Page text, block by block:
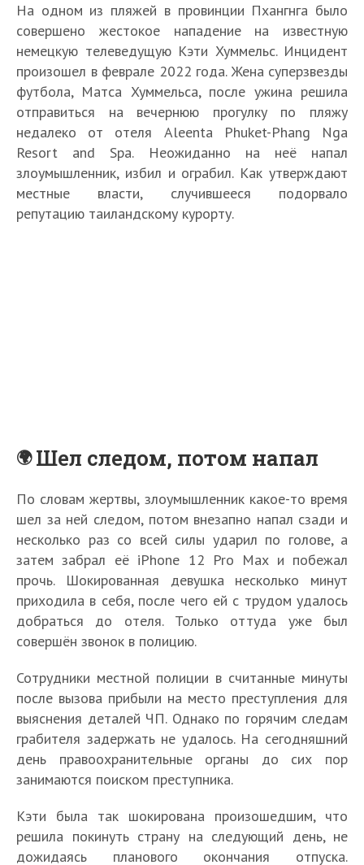
На одном из пляжей в провинции Пхангнга было
совершено жестокое нападение на известную
немецкую телеведущую Кэти Хуммельс. Инцидент
произошел в феврале 2022 года. Жена суперзвезды
футбола, Матса Хуммельса, после ужина решила
отправиться на вечернюю прогулку по пляжу
недалеко от отеля Aleenta Phuket-Phang Nga
Resort and Spa. Неожиданно на неё напал
злоумышленник, избил и ограбил. Как утверждают
местные власти, случившееся подорвало
репутацию таиландскому курорту.
Шел следом, потом напал
По словам жертвы, злоумышленник какое-то время
шел за ней следом, потом внезапно напал сзади и
несколько раз со всей силы ударил по голове, а
затем забрал её iPhone 12 Pro Max и побежал
прочь. Шокированная девушка несколько минут
приходила в себя, после чего ей с трудом удалось
добраться до отеля. Только оттуда уже был
совершён звонок в полицию.
Сотрудники местной полиции в считанные минуты
после вызова прибыли на место преступления для
выяснения деталей ЧП. Однако по горячим следам
грабителя задержать не удалось. На сегодняшний
день правоохранительные органы до сих пор
занимаются поиском преступника.
Кэти была так шокирована произошедшим, что
решила покинуть страну на следующий день, не
дожидаясь планового окончания отпуска.